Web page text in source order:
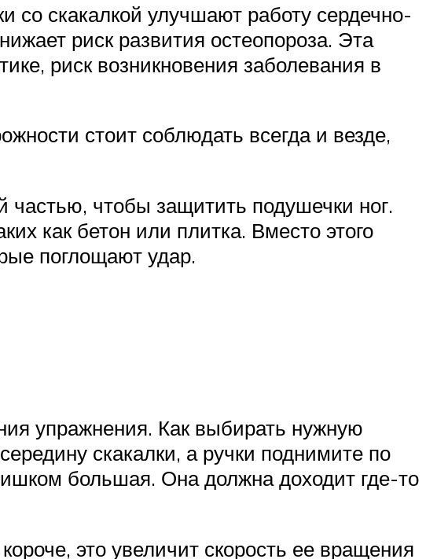
со скакалкой улучшают работу сердечно-
риск развития остеопороза. Эта
риск возникновения заболевания в
стоит соблюдать всегда и везде,
частью, чтобы защитить подушечки ног.
как бетон или плитка. Вместо этого
поглощают удар.
упражнения. Как выбирать нужную
скакалки, а ручки поднимите по
большая. Она должна доходит где-то
это увеличит скорость ее вращения